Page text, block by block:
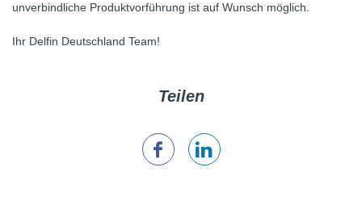
unverbindliche Produktvorführung ist auf Wunsch möglich.
Ihr Delfin Deutschland Team!
Teilen